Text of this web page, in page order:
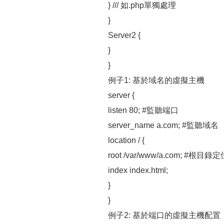
} /// 如.php單獨處理
}
Server2 {
}
}
例子1: 基於域名的虛擬主機
server {
listen 80; #監聽端口
server_name a.com; #監聽域名
location / {
root /var/www/a.com; #根目錄定
index index.html;
}
}
例子2: 基於端口的虛擬主機配置